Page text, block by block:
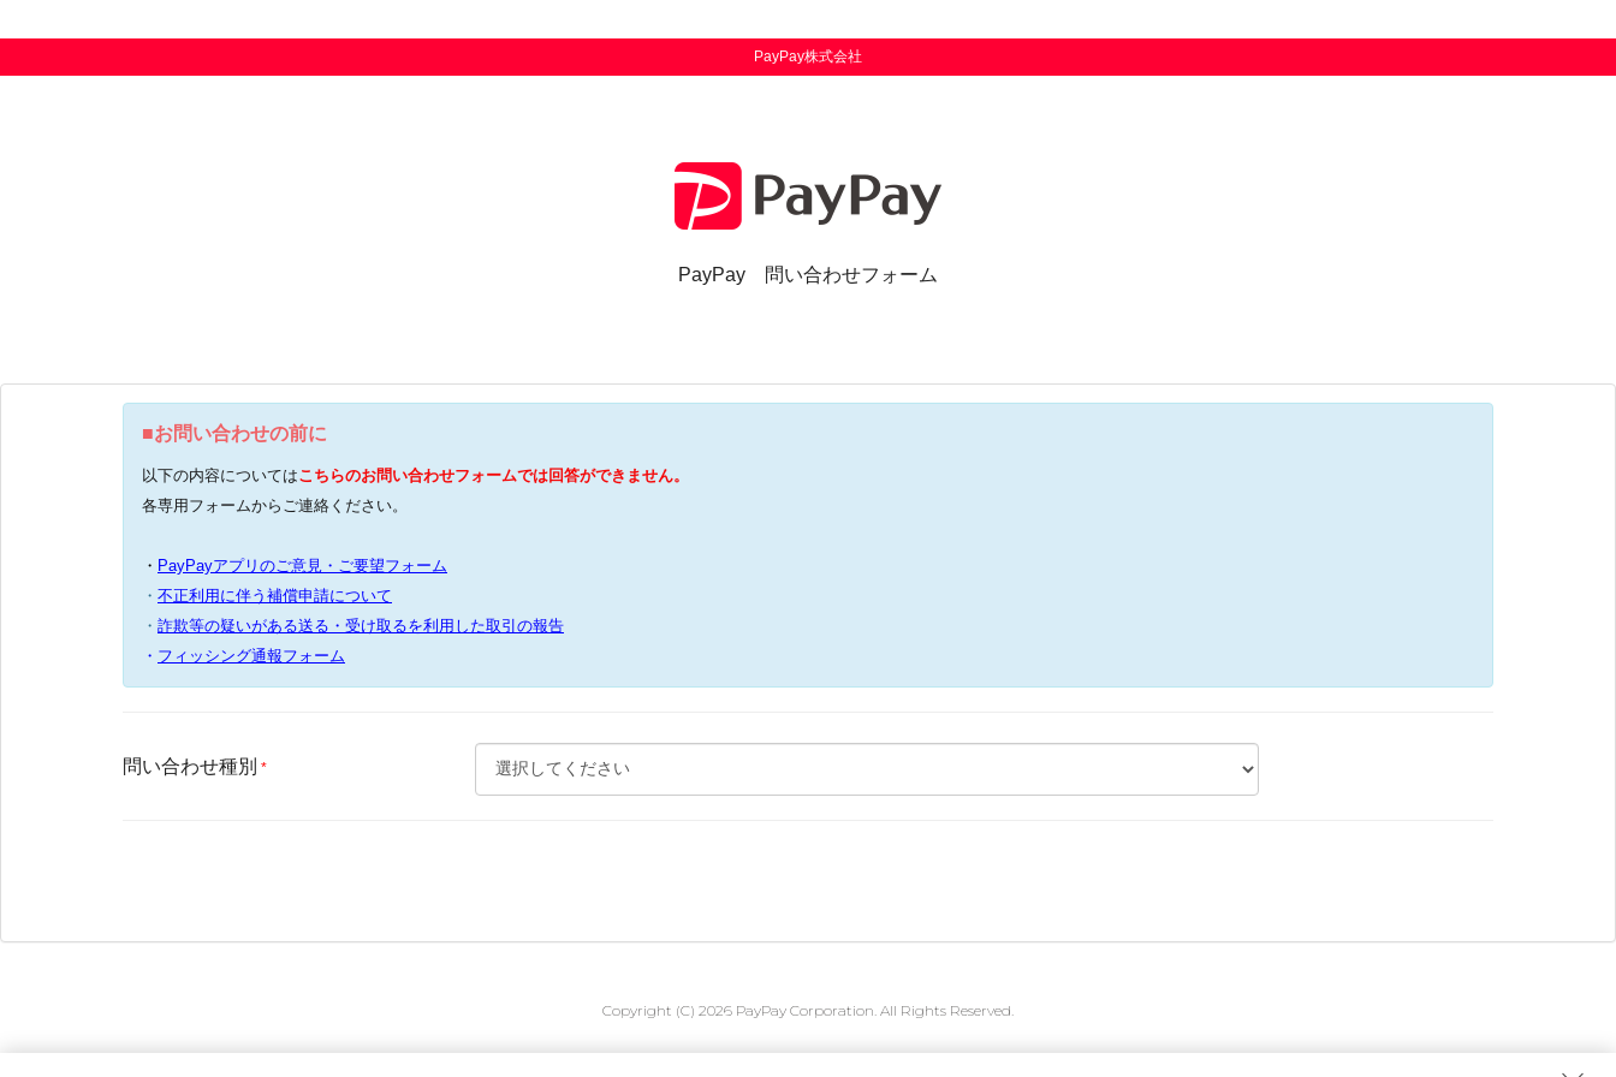
PayPay株式会社
PayPay 問い合わせフォーム
■お問い合わせの前に
以下の内容についてはこちらのお問い合わせフォームでは回答ができません。
各専用フォームからご連絡ください。
・ PayPayアプリのご意見・ご要望フォーム
・ 不正利用に伴う補償申請について
・ 詐欺等の疑いがある送る・受け取るを利用した取引の報告
・ フィッシング通報フォーム
問い合わせ種別 *
Copyright (C) 2026 PayPay Corporation. All Rights Reserved.